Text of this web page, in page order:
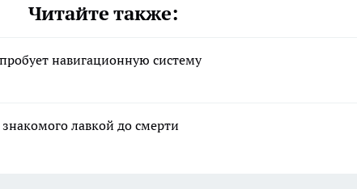
Читайте также:
навигационную систему
лавкой до смерти